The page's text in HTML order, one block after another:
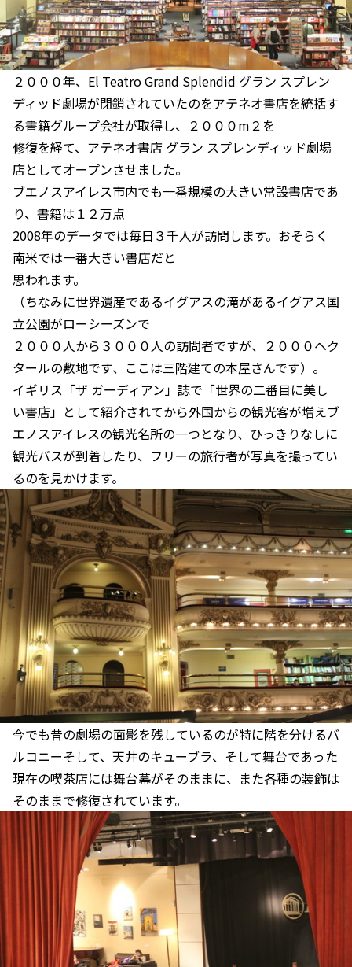
２０００年、El Teatro Grand Splendid グラン スプレン
ディッド劇場が閉鎖されていたのをアテネオ書店を統括す
る書籍グループ会社が取得し、２０００m２を
修復を経て、アテネオ書店 グラン スプレンディッド劇場
店としてオープンさせました。
ブエノスアイレス市内でも一番規模の大きい常設書店であ
り、書籍は１２万点
2008年のデータでは毎日３千人が訪問します。おそらく
南米では一番大きい書店だと
思われます。
（ちなみに世界遺産であるイグアスの滝があるイグアス国
立公園がローシーズンで
２０００人から３０００人の訪問者ですが、２０００ヘク
タールの敷地です、ここは三階建ての本屋さんです）。
イギリス「ザ ガーディアン」誌で「世界の二番目に美し
い書店」として紹介されてから外国からの観光客が増えブ
エノスアイレスの観光名所の一つとなり、ひっきりなしに
観光バスが到着したり、フリーの旅行者が写真を撮ってい
るのを見かけます。
今でも昔の劇場の面影を残しているのが特に階を分けるバ
ルコニーそして、天井のキューブラ、そして舞台であった
現在の喫茶店には舞台幕がそのままに、また各種の装飾は
そのままで修復されています。